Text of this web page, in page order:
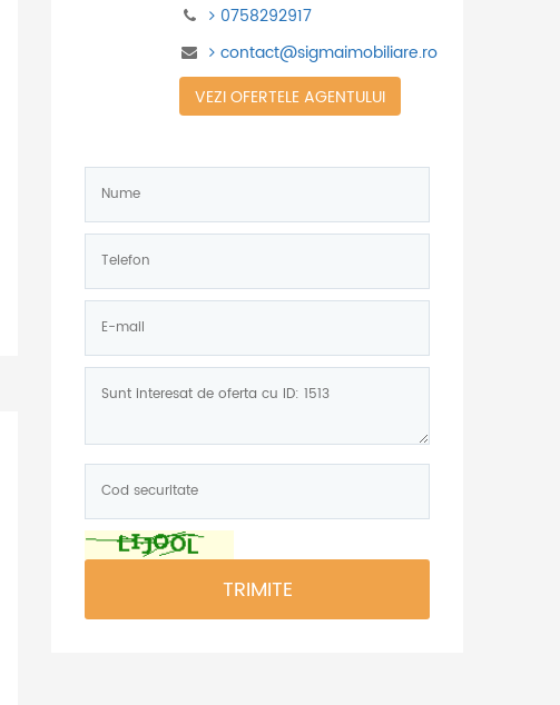
0758292917
contact@sigmaimobiliare.ro
VEZI OFERTELE AGENTULUI
mail:
securitate:
*
TRIMITE